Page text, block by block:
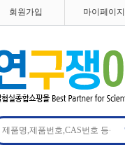
회원가입 마이페이지